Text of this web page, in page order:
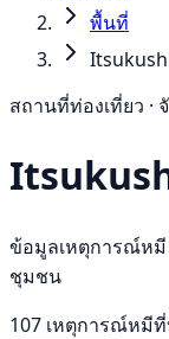
พื้นที่
สถานที่ท่องเที่ยว ·
ข้อมูลเหตุการณ์หมี
ชุมชน
107 เหตุการณ์หมี